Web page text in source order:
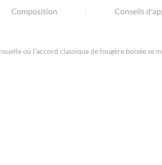
Composition Conseils
où l’accord classique de fougère boisée se